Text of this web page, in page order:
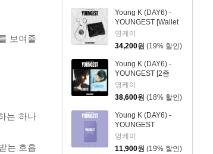
Young K (DAY6) -
YOUNGEST [Wallet
& Keyring ver.]
영케이
34,200원 (19% 할인)
Young K (DAY6) -
YOUNGEST [2종
SET]
영케이
38,600원 (18% 할인)
Young K (DAY6) -
YOUNGEST
[Platform Album
FANS ver.]
영케이
11,900원 (19% 할인)
보여줄
는 하나
는 호흡